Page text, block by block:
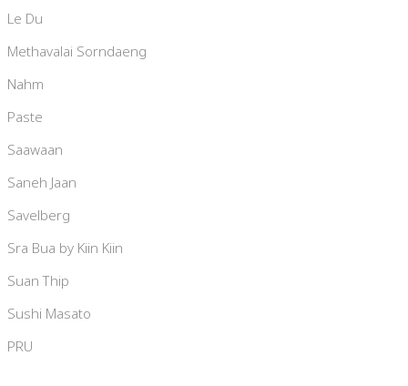
Le Du
Methavalai Sorndaeng
Nahm
Paste
Saawaan
Saneh Jaan
Savelberg
Sra Bua by Kiin Kiin
Suan Thip
Sushi Masato
PRU